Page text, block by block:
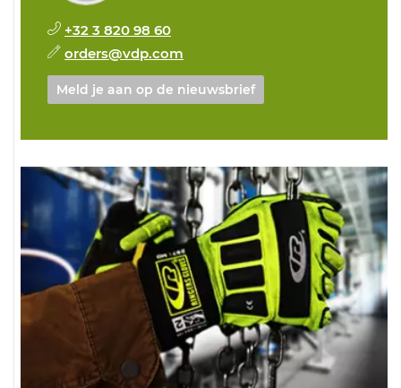
+32 3 820 98 60
orders@vdp.com
Meld je aan op de nieuwsbrief